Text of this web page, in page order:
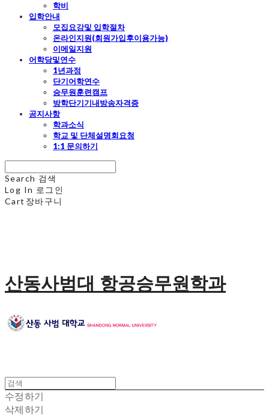
학비
입학안내
모집요강및 입학절차
온라인지원(회원가입후이용가능)
이메일지원
어학당및연수
1년과정
단기어학연수
승무원훈련캠프
방학단기기내방송자격증
공지사항
학과소식
학교 및 단체설명회요청
1:1 문의하기
Search 검색
Log In 로그인
Cart 장바구니
산동사범대 항공승무원학과
수정하기
삭제하기